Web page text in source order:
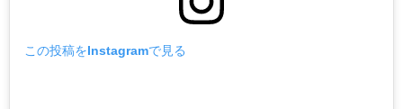
この投稿をInstagramで見る